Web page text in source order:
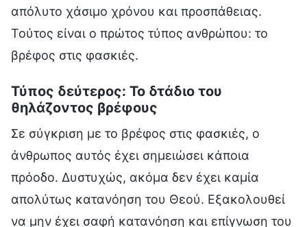
απόλυτο χάσιμο χρόνου και προσπάθειας.
Τούτος είναι ο πρώτος τύπος ανθρώπου: το
βρέφος στις φασκιές.
Τύπος δεύτερος: Το δτάδιο του
θηλάζοντος βρέφους
Σε σύγκριση με το βρέφος στις φασκιές, ο
άνθρωπος αυτός έχει σημειώσει κάποια
πρόοδο. Δυστυχώς, ακόμα δεν έχει καμία
απολύτως κατανόηση του Θεού. Εξακολουθεί
να μην έχει σαφή κατανόηση και επίγνωση του